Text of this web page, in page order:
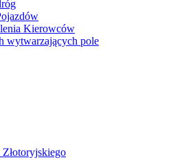
Kierowców
wytwarzających pole